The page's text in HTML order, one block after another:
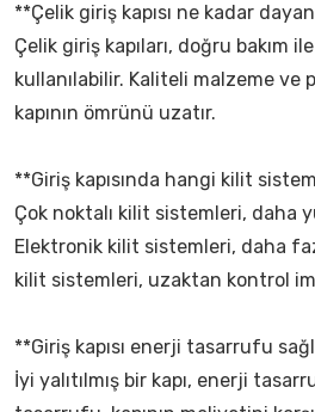
**Çelik giriş kapısı ne kadar
Çelik giriş kapıları, doğru bakım
kullanılabilir. Kaliteli malzeme ve
kapının ömrünü uzatır.
**Giriş kapısında hangi kilit
Çok noktalı kilit sistemleri, daha
Elektronik kilit sistemleri, daha
kilit sistemleri, uzaktan kontrol
**Giriş kapısı enerji tasarrufu
İyi yalıtılmış bir kapı, enerji